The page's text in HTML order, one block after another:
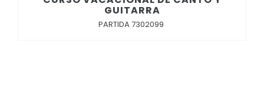
GUITARRA
PARTIDA 7302099